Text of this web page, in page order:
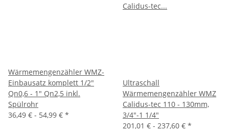
Wärmemengenzähler WMZ-
Einbausatz komplett 1/2"
Qn0,6 - 1" Qn2,5 inkl.
Spülrohr
36,49 € - 54,99 € *
Ultraschall
Wärmemengenzähler WMZ
Calidus-tec 110 - 130mm,
3/4"-1 1/4"
201,01 € - 237,60 € *